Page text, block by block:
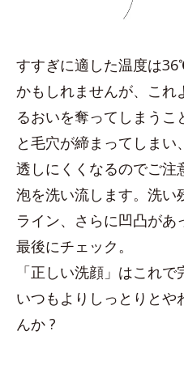
すすぎに適した温度は
かもしれませんが、これ
るおいを奪ってしまう
と毛穴が締まってしま
透しにくくなるのでご注
泡を洗い流します。洗い
ライン、さらに凹凸があ
最後にチェック。
「正しい洗顔」はこれで
いつもよりしっとりと
んか ?